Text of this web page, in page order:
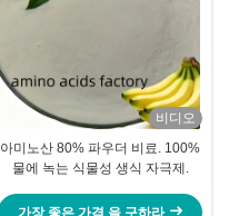
비디오
아미노산 80% 파우더 비료. 100%
물에 녹는 식물성 생식 자극제.